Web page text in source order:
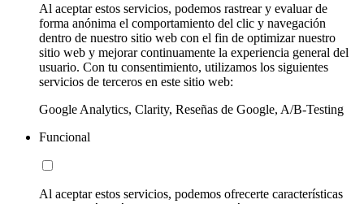
Al aceptar estos servicios, podemos rastrear y evaluar de
forma anónima el comportamiento del clic y navegación
dentro de nuestro sitio web con el fin de optimizar nuestro
sitio web y mejorar continuamente la experiencia general del
usuario. Con tu consentimiento, utilizamos los siguientes
servicios de terceros en este sitio web:
Google Analytics, Clarity, Reseñas de Google, A/B-Testing
Funcional
Al aceptar estos servicios, podemos ofrecerte características